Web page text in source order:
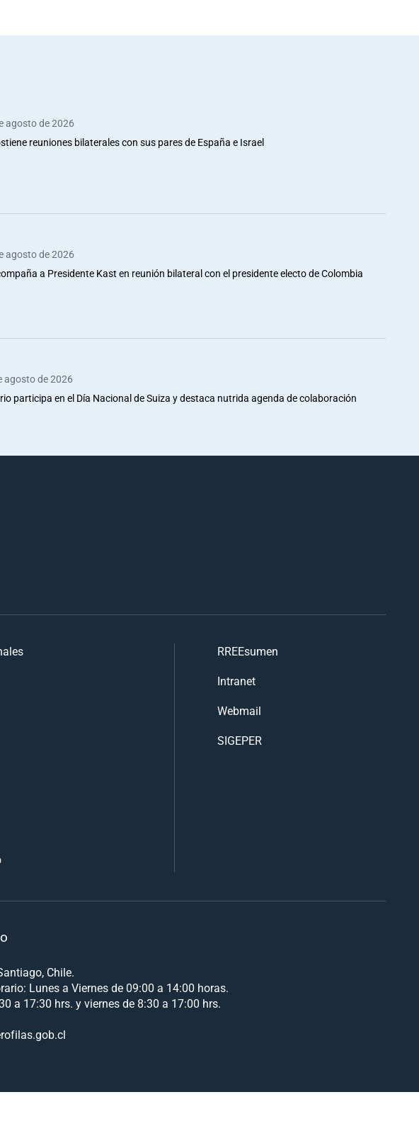
agosto de 2026
reuniones bilaterales con sus pares de España e Israel
agosto de 2026
a Presidente Kast en reunión bilateral con el presidente electo de Colombia
agosto de 2026
participa en el Día Nacional de Suiza y destaca nutrida agenda de colaboración
RREEsumen
Intranet
Webmail
SIGEPER
Chile.
Lunes a Viernes de 09:00 a 14:00 horas.
a 17:30 hrs. y viernes de 8:30 a 17:00 hrs.